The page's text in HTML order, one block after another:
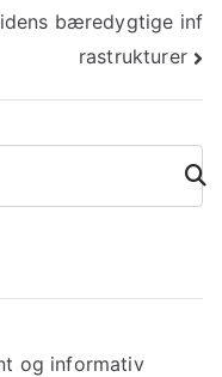
bæredygtige inf
rastrukturer
Søg
og informativ